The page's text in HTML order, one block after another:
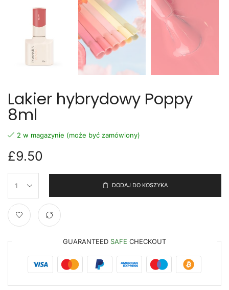
Lakier hybrydowy Poppy
8ml
2 w magazynie (może być zamówiony)
£9.50
DODAJ DO KOSZYKA
GUARANTEED SAFE CHECKOUT